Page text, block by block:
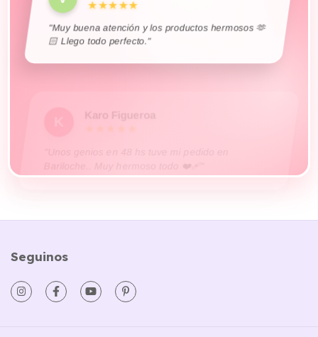
🏻 Llego todo perfecto."
Seguinos